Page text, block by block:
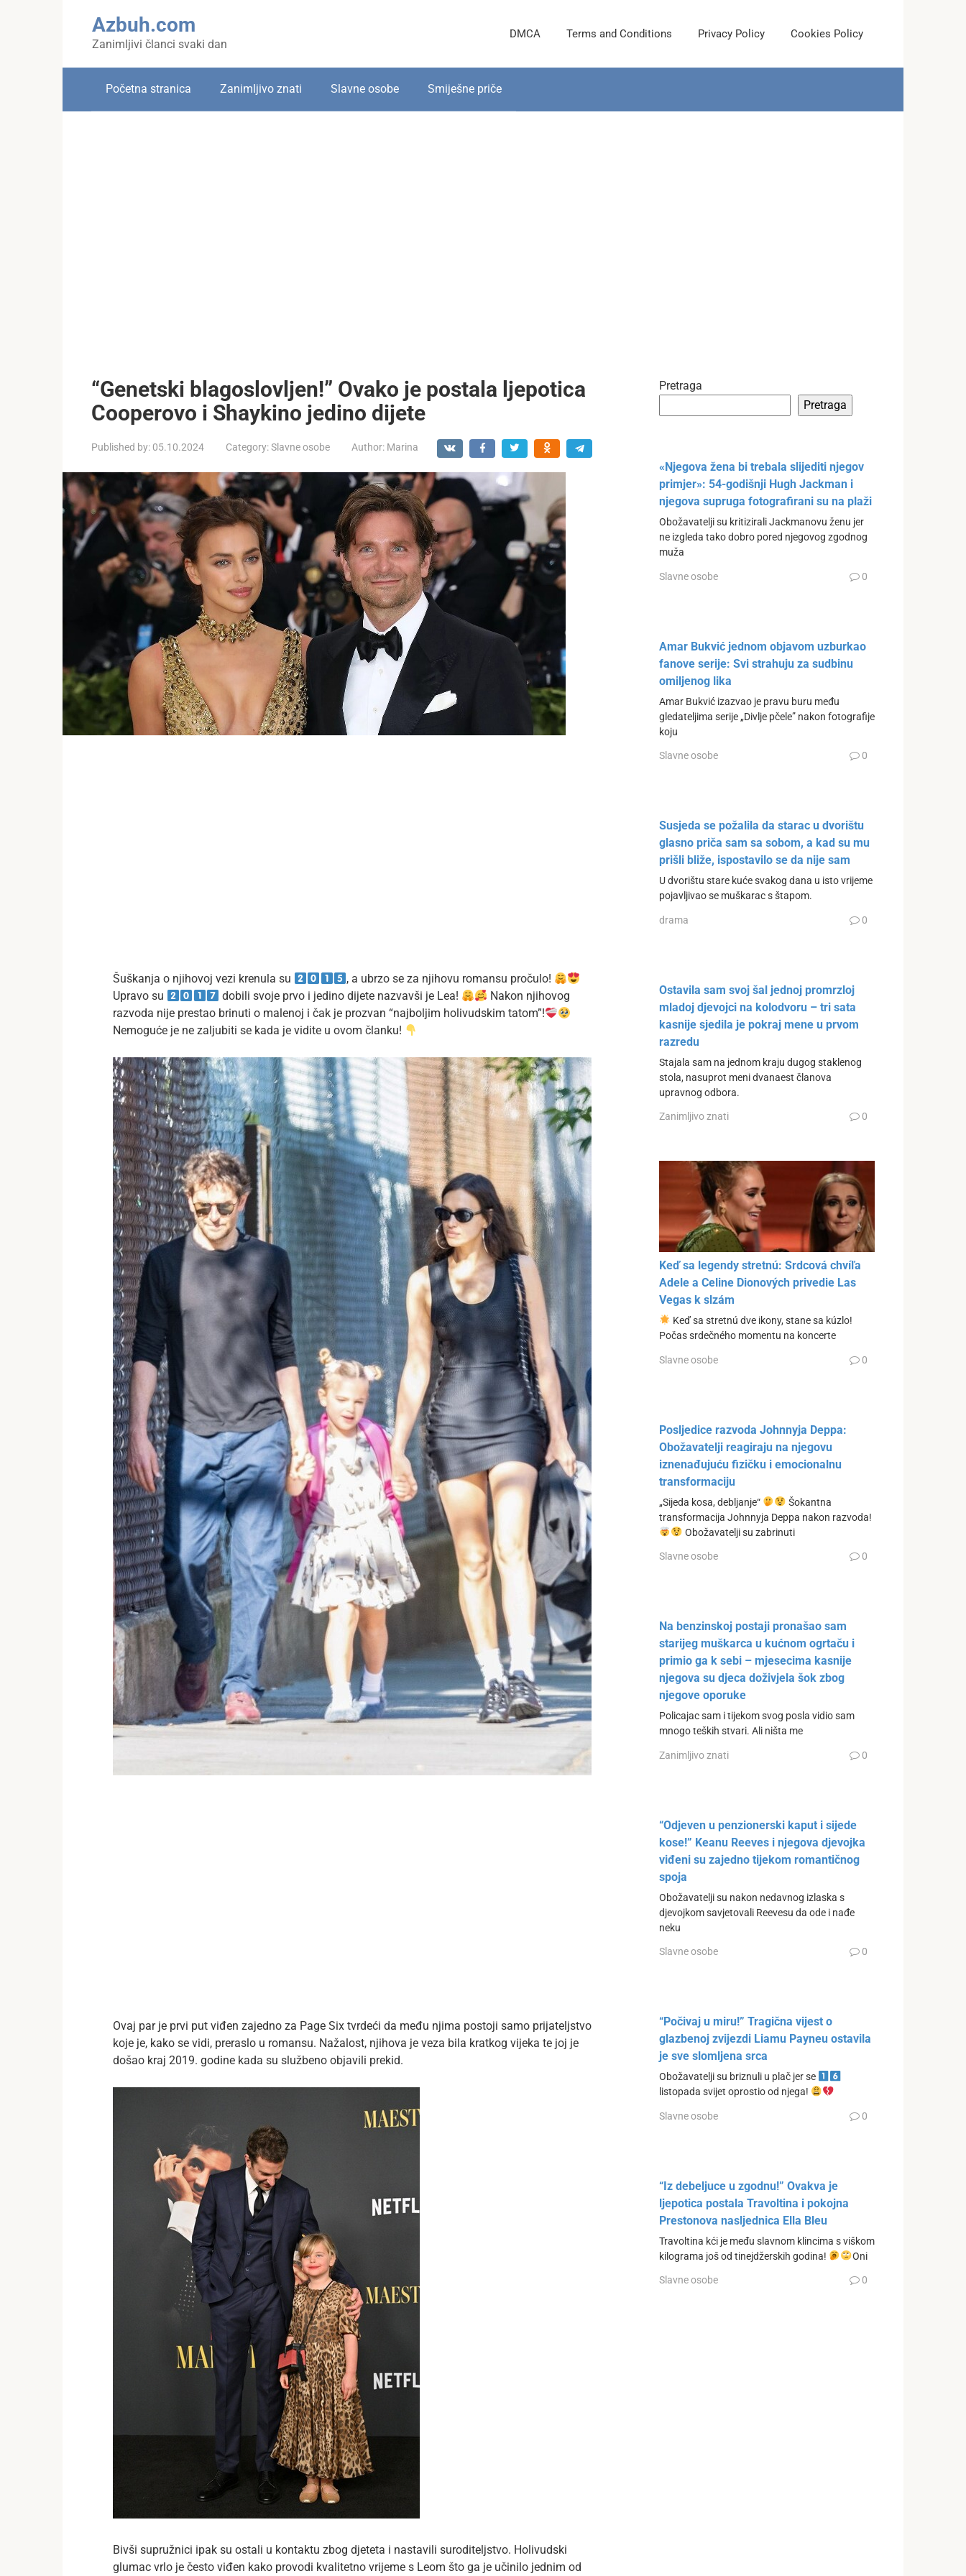
Azbuh.com
Zanimljivi članci svaki dan
DMCA Terms and Conditions Privacy Policy Cookies Policy
Početna stranica Zanimljivo znati Slavne osobe Smiješne priče
“Genetski blagoslovljen!” Ovako je postala ljepotica
Cooperovo i Shaykino jedino dijete
Published by: 05.10.2024 Category:Slavne osobe Author: Marina
Šuškanja o njihovoj vezi krenula su
, a ubrzo se za njihovu romansu pročulo!
Upravo su
dobili svoje prvo i jedino dijete nazvavši je Lea!
Nakon njihovog
razvoda nije prestao brinuti o malenoj i čak je prozvan “najboljim holivudskim tatom”!
Nemoguće je ne zaljubiti se kada je vidite u ovom članku!
Ovaj par je prvi put viđen zajedno za Page Six tvrdeći da među njima postoji samo prijateljstvo
koje je, kako se vidi, preraslo u romansu. Nažalost, njihova je veza bila kratkog vijeka te joj je
došao kraj 2019. godine kada su službeno objavili prekid.
Bivši supružnici ipak su ostali u kontaktu zbog djeteta i nastavili suroditeljstvo. Holivudski
glumac vrlo je često viđen kako provodi kvalitetno vrijeme s Leom što ga je učinilo jednim od
Pretraga
Pretraga
«Njegova žena bi trebala slijediti njegov
primjer»: 54-godišnji Hugh Jackman i
njegova supruga fotografirani su na plaži
Obožavatelji su kritizirali Jackmanovu ženu jer
ne izgleda tako dobro pored njegovog zgodnog
muža
Slavne osobe 0
Amar Bukvić jednom objavom uzburkao
fanove serije: Svi strahuju za sudbinu
omiljenog lika
Amar Bukvić izazvao je pravu buru među
gledateljima serije „Divlje pčele” nakon fotografije
koju
Slavne osobe 0
Susjeda se požalila da starac u dvorištu
glasno priča sam sa sobom, a kad su mu
prišli bliže, ispostavilo se da nije sam
U dvorištu stare kuće svakog dana u isto vrijeme
pojavljivao se muškarac s štapom.
drama 0
Ostavila sam svoj šal jednoj promrzloj
mladoj djevojci na kolodvoru – tri sata
kasnije sjedila je pokraj mene u prvom
razredu
Stajala sam na jednom kraju dugog staklenog
stola, nasuprot meni dvanaest članova
upravnog odbora.
Zanimljivo znati 0
Keď sa legendy stretnú: Srdcová chvíľa
Adele a Celine Dionových privedie Las
Vegas k slzám
Keď sa stretnú dve ikony, stane sa kúzlo!
Počas srdečného momentu na koncerte
Slavne osobe 0
Posljedice razvoda Johnnyja Deppa:
Obožavatelji reagiraju na njegovu
iznenađujuću fizičku i emocionalnu
transformaciju
„Sijeda kosa, debljanje“
Šokantna
transformacija Johnnyja Deppa nakon razvoda!
Obožavatelji su zabrinuti
Slavne osobe 0
Na benzinskoj postaji pronašao sam
starijeg muškarca u kućnom ogrtaču i
primio ga k sebi – mjesecima kasnije
njegova su djeca doživjela šok zbog
njegove oporuke
Policajac sam i tijekom svog posla vidio sam
mnogo teških stvari. Ali ništa me
Zanimljivo znati 0
“Odjeven u penzionerski kaput i sijede
kose!” Keanu Reeves i njegova djevojka
viđeni su zajedno tijekom romantičnog
spoja
Obožavatelji su nakon nedavnog izlaska s
djevojkom savjetovali Reevesu da ode i nađe
neku
Slavne osobe 0
“Počivaj u miru!” Tragična vijest o
glazbenoj zvijezdi Liamu Payneu ostavila
je sve slomljena srca
Obožavatelji su briznuli u plač jer se
listopada svijet oprostio od njega!
Slavne osobe 0
“Iz debeljuce u zgodnu!” Ovakva je
ljepotica postala Travoltina i pokojna
Prestonova nasljednica Ella Bleu
Travoltina kći je među slavnom klincima s viškom
kilograma još od tinejdžerskih godina!
Oni
Slavne osobe 0